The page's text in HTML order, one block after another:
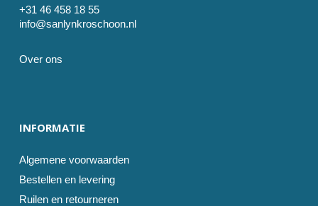
+31 46 458 18 55
info@sanlynkroschoon.nl
Over ons
INFORMATIE
Algemene voorwaarden
Bestellen en levering
Ruilen en retourneren